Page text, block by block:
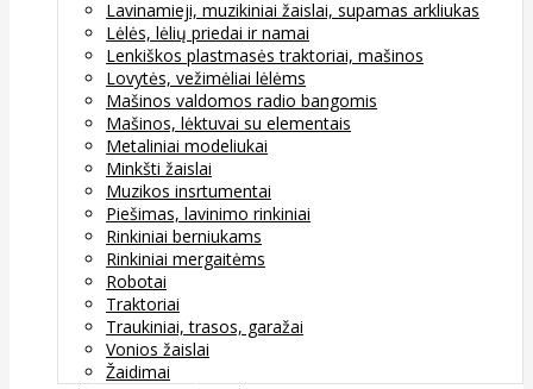
Lavinamieji, muzikiniai žaislai, supamas arkliukas
Lėlės, lėlių priedai ir namai
Lenkiškos plastmasės traktoriai, mašinos
Lovytės, vežimėliai lėlėms
Mašinos valdomos radio bangomis
Mašinos, lėktuvai su elementais
Metaliniai modeliukai
Minkšti žaislai
Muzikos insrtumentai
Piešimas, lavinimo rinkiniai
Rinkiniai berniukams
Rinkiniai mergaitėms
Robotai
Traktoriai
Traukiniai, trasos, garažai
Vonios žaislai
Žaidimai